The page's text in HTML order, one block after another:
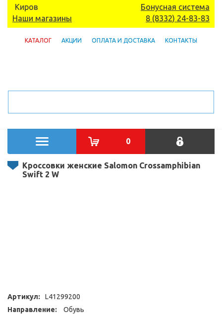
Киров
Наши магазины
Бонусная система
8 (8332) 24-83-83
КАТАЛОГ АКЦИИ ОПЛАТА И ДОСТАВКА КОНТАКТЫ
0
Кроссовки женские Salomon Crossamphibian
Swift 2 W
Артикул:
L41299200
Направление:
Обувь